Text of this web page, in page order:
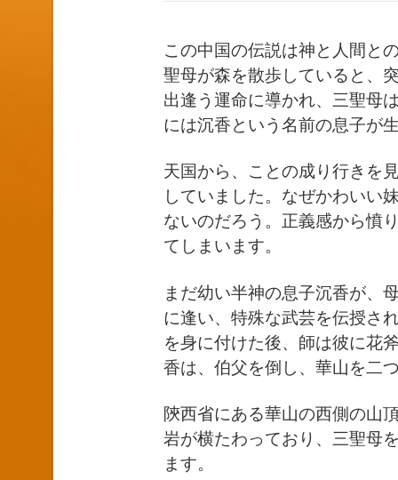
この中国の伝説は神と人間と
聖母が森を散歩していると、
出逢う運命に導かれ、三聖母
には沉香という名前の息子が
天国から、ことの成り行きを
していました。なぜかわいい
ないのだろう。正義感から憤
てしまいます。
まだ幼い半神の息子沉香が、
に逢い、特殊な武芸を伝授さ
を身に付けた後、師は彼に花
香は、伯父を倒し、華山を二
陝西省にある華山の西側の山
岩が横たわっており、三聖母
ます。